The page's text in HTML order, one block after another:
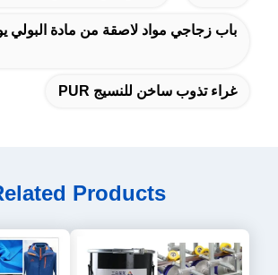
باب زجاجي مواد لاصقة من مادة البولي
غراء تذوب ساخن للنسيج PUR
Products